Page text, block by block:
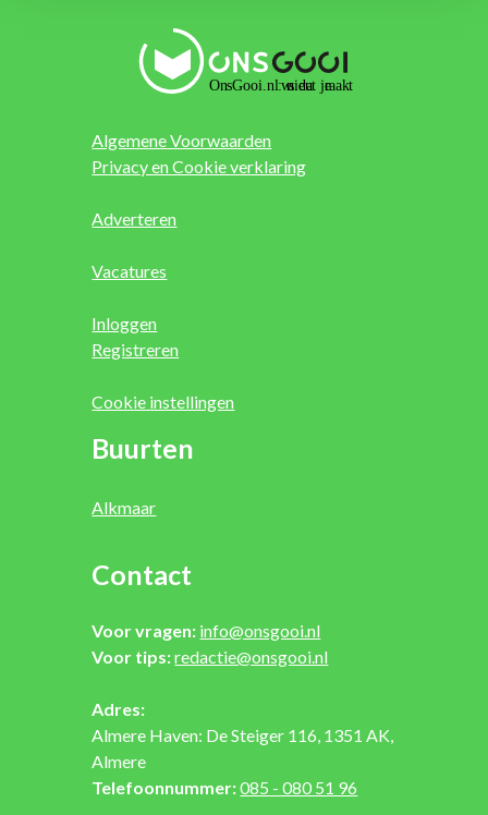
Algemene Voorwaarden
Privacy en Cookie verklaring
Adverteren
Vacatures
Inloggen
Registreren
Cookie instellingen
Buurten
Alkmaar
Contact
Voor vragen: info@onsgooi.nl
Voor tips:redactie@onsgooi.nl
Adres:
Almere Haven: De Steiger 116, 1351 AK,
Almere
Telefoonnummer:085 - 080 51 96